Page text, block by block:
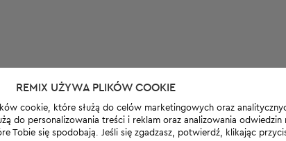
REMIX UŻYWA PLIKÓW COOKIE
cookie, które służą do celów marketingowych oraz
do personalizowania treści i reklam oraz analizowania
Tobie się spodobają. Jeśli się zgadzasz, potwierdź, klikając